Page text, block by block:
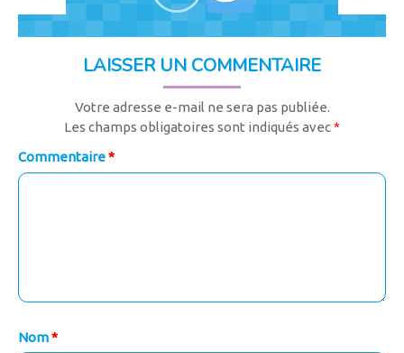
LAISSER UN COMMENTAIRE
Votre adresse e-mail ne sera pas publiée.
Les champs obligatoires sont indiqués avec*
Commentaire*
Nom*